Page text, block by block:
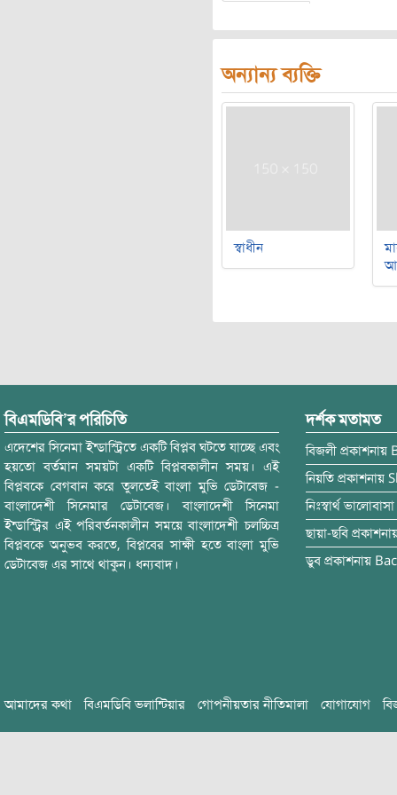
অন্যান্য ব্যক্তি
স্বাধীন
বিএমডিবি’র পরিচিতি
এদেশের সিনেমা ইন্ডাস্ট্রিতে একটি বিপ্লব ঘটতে যাচ্ছে এবং
হয়তো বর্তমান সময়টা একটি বিপ্লবকালীন সময়। এই
বিপ্লবকে বেগবান করে তুলতেই বাংলা মুভি ডেটাবেজ -
বাংলাদেশী সিনেমার ডেটাবেজ। বাংলাদেশী সিনেমা
ইন্ডাস্ট্রির এই পরিবর্তনকালীন সময়ে বাংলাদেশী চলচ্চিত্র
বিপ্লবকে অনুভব করতে, বিপ্লবের সাক্ষী হতে বাংলা মুভি
ডেটাবেজ এর সাথে থাকুন। ধন্যবাদ।
দর্শক মতামত
বিজলী প্রকাশনায়
নিয়তি প্রকাশনায়
নিঃস্বার্থ ভালোবাসা
ছায়া-ছবি
ডুব প্রকাশনায়
আমাদের কথা বিএমডিবি ভলান্টিয়ার গোপনীয়তার নীতিমালা যোগাযোগ